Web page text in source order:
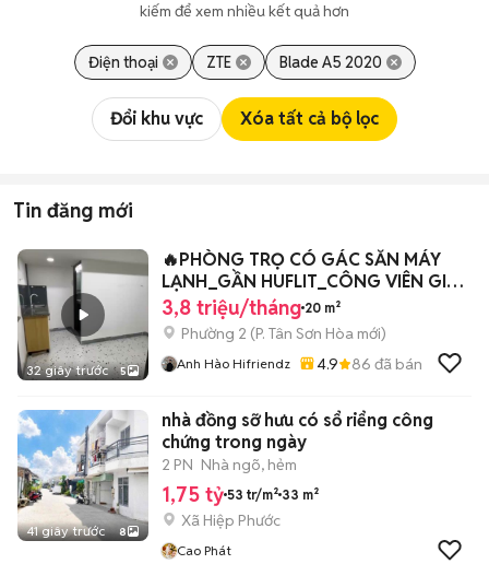
kiếm để xem nhiều kết quả hơn
Điện thoại ZTE Blade A5 2020
Đổi khu vực Xóa tất cả bộ lọc
Tin đăng mới
32 giây trước 5
🔥PHÒNG TRỌ CÓ GÁC SẴN MÁY
LẠNH_GẦN HUFLIT_CÔNG VIÊN GIA
ĐỊNH🏡
3,8 triệu/tháng 20 m²
Phường 2 (P. Tân Sơn Hòa mới)
Anh Hào Hifriendz 4.9 86 đã bán
41 giây trước 8
nhà đồng sỡ hưu có sổ riểng công
chứng trong ngày
2 PN Nhà ngõ, hẻm
1,75 tỷ 53 tr/m² 33 m²
Xã Hiệp Phước
Cao Phát